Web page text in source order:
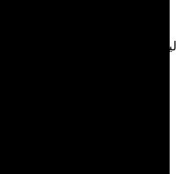
لیست علاقه مندی ها حذف شد